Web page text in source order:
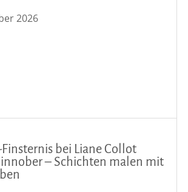
Finsternis bei Liane Collot
– Schichten malen mit
2026